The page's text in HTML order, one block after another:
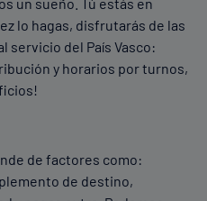
del candidato para
de seguridad vascas.
lo hagas, disfrutarás de las
servicio del País Vasco:
y horarios por turnos,
de factores como:
de destino,